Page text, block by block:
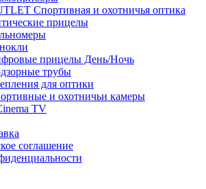
Спортивная и охотничья оптика
прицелы
прицелы День/Ночь
трубы
для оптики
и охотничьи камеры
TV
соглашение